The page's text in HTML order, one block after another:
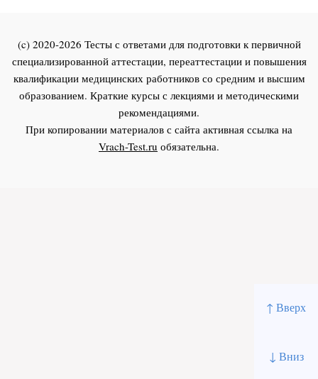
↑ Вверх
↓ Вниз
(c) 2020-2026 Тесты с ответами для подготовки к первичной
специализированной аттестации, переаттестации и повышения
квалификации медицинских работников со средним и высшим
образованием. Краткие курсы с лекциями и методическими
рекомендациями.
При копировании материалов с сайта активная ссылка на
Vrach-Test.ru обязательна.